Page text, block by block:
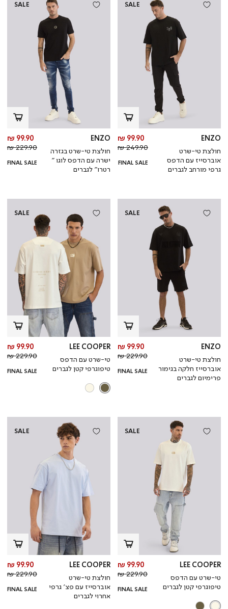
SALE
ENZO
חולצת טי-שרט
אוברסייז עם הדפס
גרפי מורחב לגברים
מחיר
מוצר
99.90 ₪
מחיר
רגיל
249.90 ₪
FINAL SALE
SALE
ENZO
חולצת טי-שרט בגזרה
ישרה עם הדפס לוגו ”
רטרו” לגברים
99.90 ₪
229.90 ₪
FINAL SALE
SALE
ENZO
חולצת טי-שרט
אוברסייז חלקה בגימור
פרימיום לגברים
מחיר
מוצר
99.90 ₪
מחיר
רגיל
229.90 ₪
FINAL SALE
SALE
LEE COOPER
טי-שרט עם הדפס
טיפוגרפי קטן לגברים
99.90 ₪
229.90 ₪
FINAL SALE
SALE
LEE COOPER
טי-שרט עם הדפס
טיפוגרפי קטן לגברים
מחיר
מוצר
99.90 ₪
מחיר
רגיל
229.90 ₪
FINAL SALE
SALE
LEE COOPER
חולצת טי-שרט
אוברסייז עם פצ’ גרפי
אחרוי לגברים
99.90 ₪
229.90 ₪
FINAL SALE